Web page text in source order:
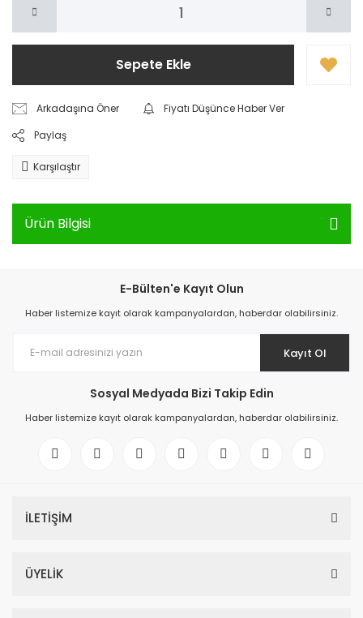
Sepete Ekle
Arkadaşına Öner
Fiyatı Düşünce Haber Ver
Paylaş
Karşılaştır
Ürün Bilgisi
E-Bülten'e Kayıt Olun
Haber listemize kayıt olarak kampanyalardan, haberdar olabilirsiniz.
Kayıt Ol
Sosyal Medyada Bizi Takip Edin
Haber listemize kayıt olarak kampanyalardan, haberdar olabilirsiniz.
İLETİŞİM
ÜYELİK